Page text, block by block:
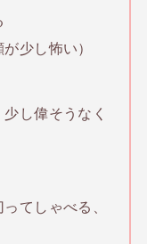
少し怖い）
し偉そうなく
てしゃべる、